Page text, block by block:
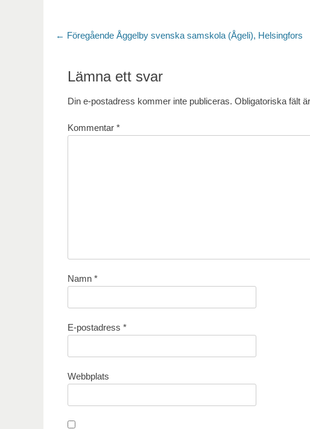
Inläggsnavigering
← Föregående Föregående
Åggelby svenska samskola (Ågeli), Helsingfors
Lämna ett svar
Din e-postadress kommer inte publiceras. Obligatoriska fält
Kommentar *
Namn *
E-postadress *
Webbplats